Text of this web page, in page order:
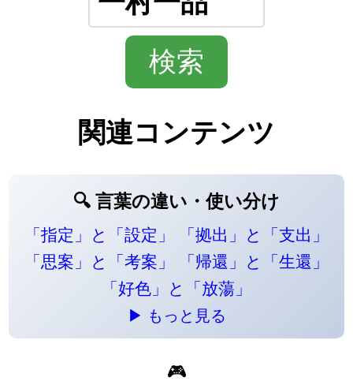
関連コンテンツ
🔍 言葉の違い・使い分け
「指定」と「設定」
「拠出」と「支出」
「思案」と「考案」
「帰還」と「生還」
「好色」と「放蕩」
▶ もっと見る
🎮